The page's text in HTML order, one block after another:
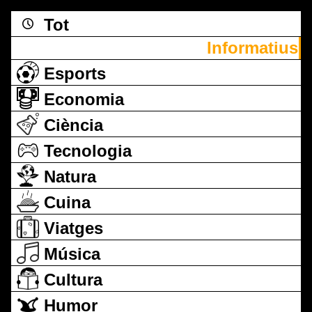
Tot
Informatius
Esports
Economia
Ciència
Tecnologia
Natura
Cuina
Viatges
Música
Cultura
Humor